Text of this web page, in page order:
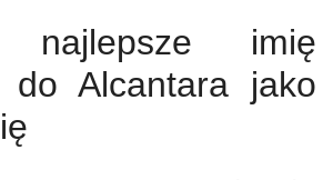
najlepsze imię
do Alcantara jako